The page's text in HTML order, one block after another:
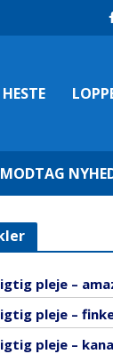
HESTE
MODTAG
pleje –
pleje –
pleje –